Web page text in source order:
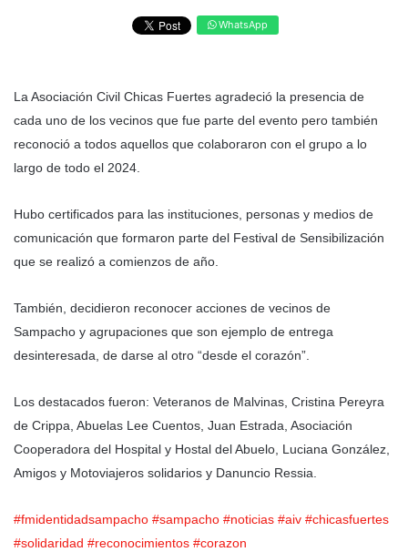
WhatsApp
La Asociación Civil Chicas Fuertes agradeció la presencia de
cada uno de los vecinos que fue parte del evento pero también
reconoció a todos aquellos que colaboraron con el grupo a lo
largo de todo el 2024.
Hubo certificados para las instituciones, personas y medios de
comunicación que formaron parte del Festival de Sensibilización
que se realizó a comienzos de año.
También, decidieron reconocer acciones de vecinos de
Sampacho y agrupaciones que son ejemplo de entrega
desinteresada, de darse al otro “desde el corazón”.
Los destacados fueron: Veteranos de Malvinas, Cristina Pereyra
de Crippa, Abuelas Lee Cuentos, Juan Estrada, Asociación
Cooperadora del Hospital y Hostal del Abuelo, Luciana González,
Amigos y Motoviajeros solidarios y Danuncio Ressia.
#fmidentidadsampacho #sampacho #noticias #aiv #chicasfuertes
#solidaridad #reconocimientos #corazon